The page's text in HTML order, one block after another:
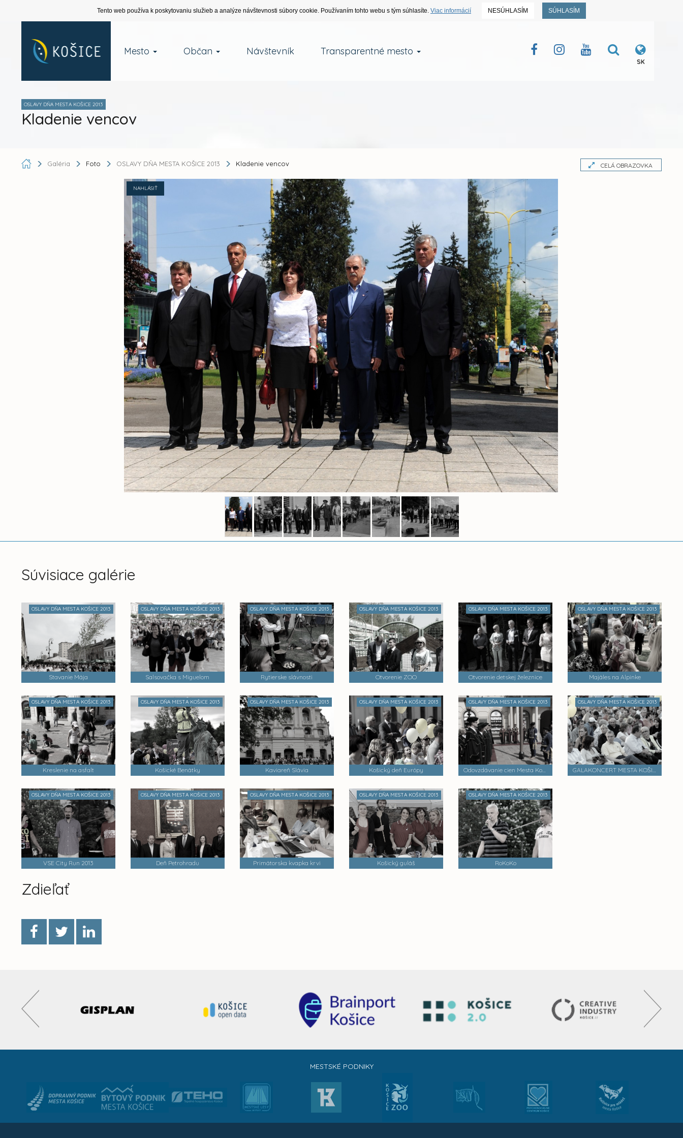
Tento web používa k poskytovaniu služieb a analýze návštevnosti súbory cookie. Používaním tohto webu s tým súhlasíte. Viac informácií NESÚHLASÍM SÚHLASÍM
Mesto Občan Návštevník Transparentné mesto
SK
OSLAVY DŇA MESTA KOŠICE 2013
Kladenie vencov
Galéria Foto OSLAVY DŇA MESTA KOŠICE 2013 Kladenie vencov CELÁ OBRAZOVKA
NAHLÁSIŤ
Súvisiace galérie
OSLAVY DŇA MESTA KOŠICE 2013
Stavanie Mája
OSLAVY DŇA MESTA KOŠICE 2013
Salsovačka s Miguelom
OSLAVY DŇA MESTA KOŠICE 2013
Rytierske slávnosti
OSLAVY DŇA MESTA KOŠICE 2013
Otvorenie ZOO
OSLAVY DŇA MESTA KOŠICE 2013
Otvorenie detskej železnice
OSLAVY DŇA MESTA KOŠICE 2013
Majáles na Alpinke
OSLAVY DŇA MESTA KOŠICE 2013
Kreslenie na asfalt
OSLAVY DŇA MESTA KOŠICE 2013
Košické Benátky
OSLAVY DŇA MESTA KOŠICE 2013
Kaviareň Slávia
OSLAVY DŇA MESTA KOŠICE 2013
Košický deň Európy
OSLAVY DŇA MESTA KOŠICE 2013
Odovzdávanie cien Mesta Košice
OSLAVY DŇA MESTA KOŠICE 2013
GALAKONCERT MESTA KOŠICE
OSLAVY DŇA MESTA KOŠICE 2013
VSE City Run 2013
OSLAVY DŇA MESTA KOŠICE 2013
Deň Petrohradu
OSLAVY DŇA MESTA KOŠICE 2013
Primátorska kvapka krvi
OSLAVY DŇA MESTA KOŠICE 2013
Košický guláš
OSLAVY DŇA MESTA KOŠICE 2013
RoKoKo
Zdieľať
MESTSKÉ PODNIKY